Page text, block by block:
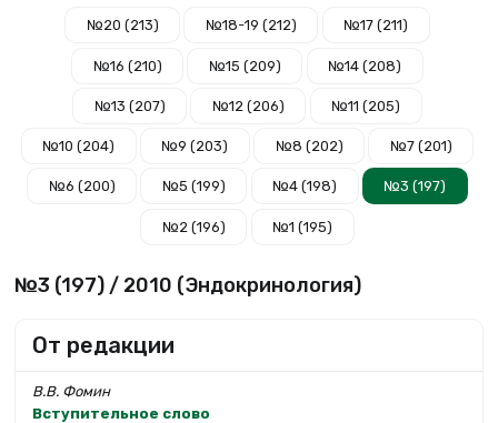
№20 (213) №18-19 (212) №17 (211)
№16 (210) №15 (209) №14 (208)
№13 (207) №12 (206) №11 (205)
№10 (204) №9 (203) №8 (202) №7 (201)
№6 (200) №5 (199) №4 (198) №3 (197)
№2 (196) №1 (195)
№3 (197) / 2010 (Эндокринология)
От редакции
В.В. Фомин
Вступительное слово